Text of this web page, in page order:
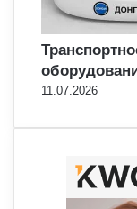
11.07.2026